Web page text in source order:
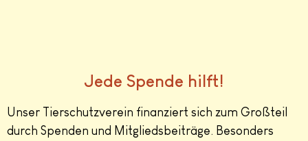
Jede Spende hilft!
Unser Tierschutzverein finanziert sich zum Großteil
durch Spenden und Mitgliedsbeiträge. Besonders